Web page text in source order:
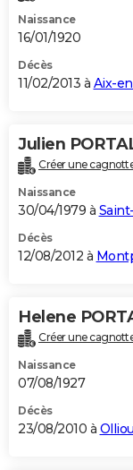
Naissance
16/01/1920
Décès
11/02/2013 à Aix-
Julien
Créer une
Naissance
30/04/1979 à
Décès
12/08/2012 à
Helene
Créer une
Naissance
07/08/1927
Décès
23/08/2010 à